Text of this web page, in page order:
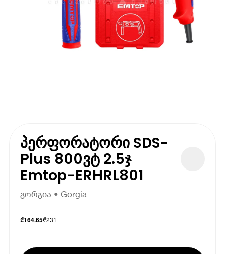
პერფორატორი SDS-
Plus 800ვტ 2.5ჯ
Emtop-ERHRL801
გორგია • Gorgia
₾164.65₾231